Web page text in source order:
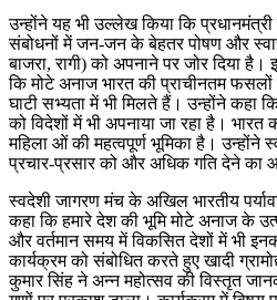
उन्होंने यह भी उल्लेख किया कि प्रधानमंत्री
संबोधनों में जन-जन के बेहतर पोषण और
बाजरा, रागी) को अपनाने पर जोर दिया
कि मोटे अनाज भारत की प्राचीनतम
घाटी सभ्यता में भी मिलते हैं। उन्होंने
को विदेशों में भी अपनाया जा रहा है।
महिला ओं की महत्वपूर्ण भूमिका है।
प्रचार-प्रसार को और अधिक गति देने का
स्वदेशी जागरण मंच के अखिल भारतीय
कहा कि हमारे देश की भूमि मोटे अनाज के
और वर्तमान समय में विकसित देशों में भी
कार्यक्रम को संबोधित करते हुए खादी
कुमार सिंह ने अन्न महोत्सव की विस्तृत